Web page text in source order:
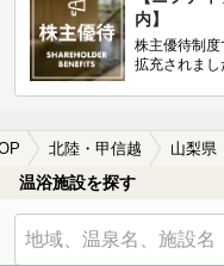
内】
株主優待制
拡充されまし
北陸・甲信越 山梨県
温浴施設を探す